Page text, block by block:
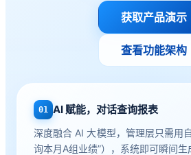
获取产品演示
查看功能架构
01 AI 赋能，对话查询报表
深度融合 AI 大模型，管理层只需用
询本月A组业绩”），系统即可瞬间